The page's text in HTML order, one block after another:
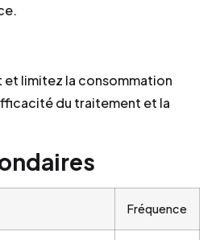
et limitez la consommation
du traitement et la
Fréquence